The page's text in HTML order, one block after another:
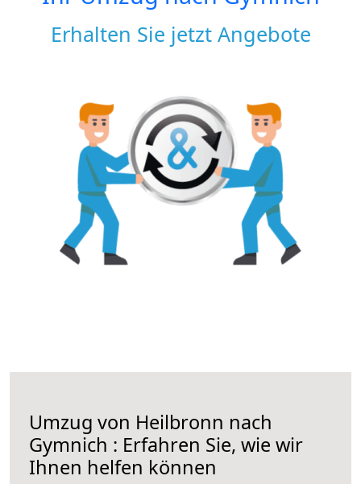
Erhalten Sie jetzt Angebote
Umzug von Heilbronn nach
Gymnich : Erfahren Sie, wie wir
Ihnen helfen können